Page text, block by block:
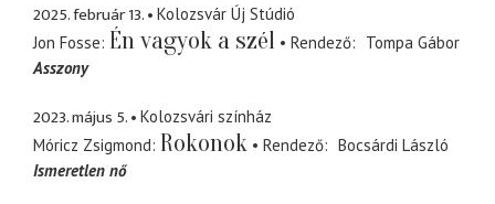
2025. február 13.
Kolozsvár Új Stúdió
Jon Fosse Én vagyok a szél Rendező
Tompa Gábor
Asszony
2023. május 5.
Kolozsvári színház
Móricz Zsigmond Rokonok Rendező
Bocsárdi László
Ismeretlen nő